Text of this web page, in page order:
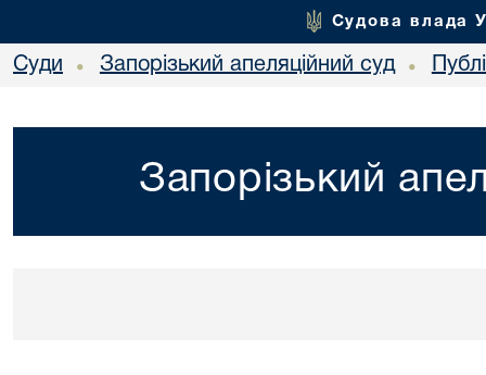
Судова влада
Суди • Запорізький апеляційний суд •
Запорізький